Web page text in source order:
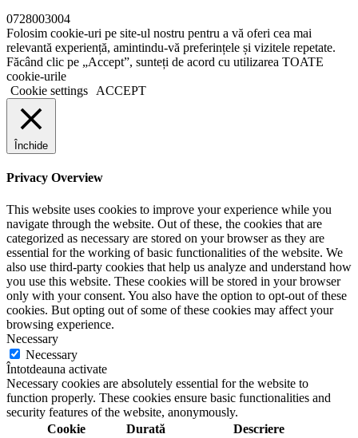
0728003004
Folosim cookie-uri pe site-ul nostru pentru a vă oferi cea mai
relevantă experiență, amintindu-vă preferințele și vizitele repetate.
Făcând clic pe „Accept”, sunteți de acord cu utilizarea TOATE
cookie-urile
Cookie settings
ACCEPT
Închide
Privacy Overview
This website uses cookies to improve your experience while you
navigate through the website. Out of these, the cookies that are
categorized as necessary are stored on your browser as they are
essential for the working of basic functionalities of the website. We
also use third-party cookies that help us analyze and understand how
you use this website. These cookies will be stored in your browser
only with your consent. You also have the option to opt-out of these
cookies. But opting out of some of these cookies may affect your
browsing experience.
Necessary
Necessary
Întotdeauna activate
Necessary cookies are absolutely essential for the website to
function properly. These cookies ensure basic functionalities and
security features of the website, anonymously.
Cookie
Durată Descriere